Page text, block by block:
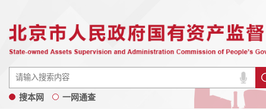
搜本网 一网通查